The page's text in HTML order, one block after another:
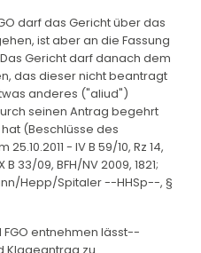
darf das Gericht über das
ist aber an die Fassung
Gericht darf danach dem
das dieser nicht beantragt
anderes ("aliud")
seinen Antrag begehrt
(Beschlüsse des
- IV B 59/10, Rz 14,
33/09, BFH/NV 2009, 1821;
Hepp/Spitaler --HHSp--, §
FGO entnehmen lässt--